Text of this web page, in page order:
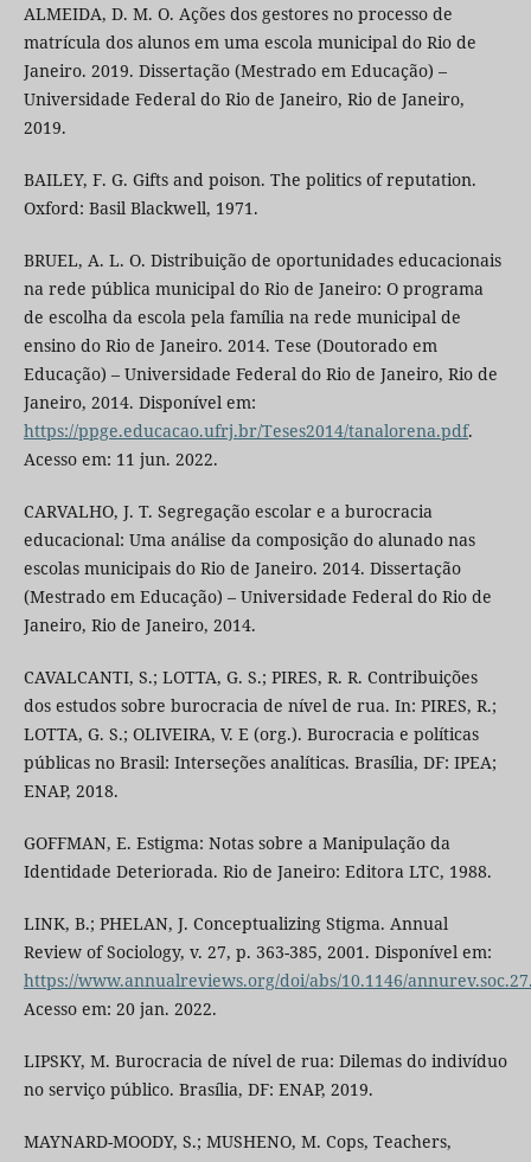
ALMEIDA, D. M. O. Ações dos gestores no processo de
matrícula dos alunos em uma escola municipal do Rio de
Janeiro. 2019. Dissertação (Mestrado em Educação) –
Universidade Federal do Rio de Janeiro, Rio de Janeiro,
2019.
BAILEY, F. G. Gifts and poison. The politics of reputation.
Oxford: Basil Blackwell, 1971.
BRUEL, A. L. O. Distribuição de oportunidades educacionais
na rede pública municipal do Rio de Janeiro: O programa
de escolha da escola pela família na rede municipal de
ensino do Rio de Janeiro. 2014. Tese (Doutorado em
Educação) – Universidade Federal do Rio de Janeiro, Rio de
Janeiro, 2014. Disponível em:
https://ppge.educacao.ufrj.br/Teses2014/tanalorena.pdf.
Acesso em: 11 jun. 2022.
CARVALHO, J. T. Segregação escolar e a burocracia
educacional: Uma análise da composição do alunado nas
escolas municipais do Rio de Janeiro. 2014. Dissertação
(Mestrado em Educação) – Universidade Federal do Rio de
Janeiro, Rio de Janeiro, 2014.
CAVALCANTI, S.; LOTTA, G. S.; PIRES, R. R. Contribuições
dos estudos sobre burocracia de nível de rua. In: PIRES, R.;
LOTTA, G. S.; OLIVEIRA, V. E (org.). Burocracia e políticas
públicas no Brasil: Interseções analíticas. Brasília, DF: IPEA;
ENAP, 2018.
GOFFMAN, E. Estigma: Notas sobre a Manipulação da
Identidade Deteriorada. Rio de Janeiro: Editora LTC, 1988.
LINK, B.; PHELAN, J. Conceptualizing Stigma. Annual
Review of Sociology, v. 27, p. 363-385, 2001. Disponível em:
https://www.annualreviews.org/doi/abs/10.1146/
Acesso em: 20 jan. 2022.
LIPSKY, M. Burocracia de nível de rua: Dilemas do indivíduo
no serviço público. Brasília, DF: ENAP, 2019.
MAYNARD-MOODY, S.; MUSHENO, M. Cops, Teachers,